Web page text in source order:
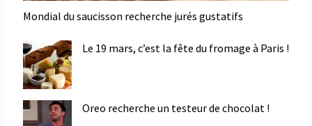
Mondial du saucisson recherche jurés gustatifs
Le 19 mars, c’est la fête du fromage à Paris !
Oreo recherche un testeur de chocolat !